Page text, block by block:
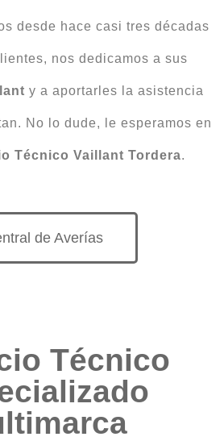
desde hace casi tres décadas
nos dedicamos a sus
y a aportarles la asistencia
No lo dude, le esperamos en
Técnico Vaillant Tordera.
de Averías
Técnico